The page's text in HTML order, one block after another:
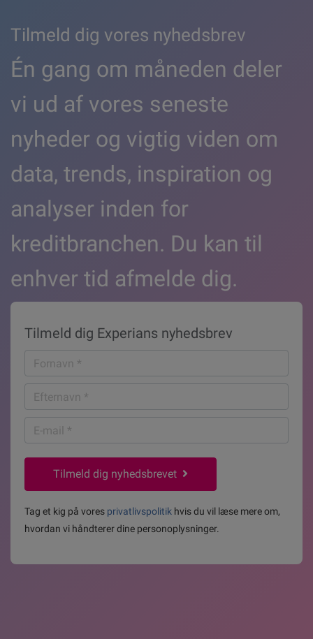
Tilmeld dig vores nyhedsbrev
Én gang om måneden deler
vi ud af vores seneste
nyheder og vigtig viden om
data, trends, inspiration og
analyser inden for
kreditbranchen. Du kan til
enhver tid afmelde dig.
Tilmeld dig Experians nyhedsbrev
Fornavn
*
Efternavn
*
mail
*
Tilmeld dig nyhedsbrevet
Tag et kig på vores privatlivspolitik hvis du vil læse mere om,
hvordan vi håndterer dine personoplysninger.